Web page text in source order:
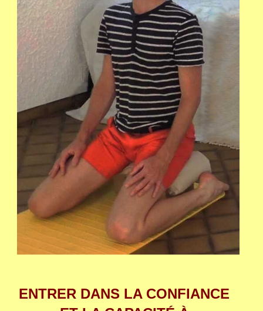
ENTRER DANS LA CONFIANCE